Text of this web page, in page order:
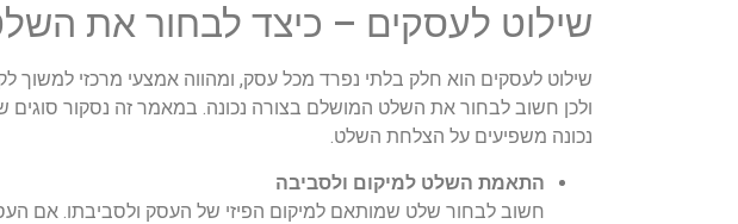
שילוט לעסקים – כיצד לבחור את
שילוט לעסקים הוא חלק בלתי נפרד מכל עסק, ומהווה אמצעי מרכזי
ולכן חשוב לבחור את השלט המושלם בצורה נכונה. במאמר זה נסקור סוגים
נכונה משפיעים על הצלחת השלט.
התאמת השלט למיקום ולסביבה
חשוב לבחור שלט שמותאם למיקום הפיזי של העסק ולסביבתו. אם